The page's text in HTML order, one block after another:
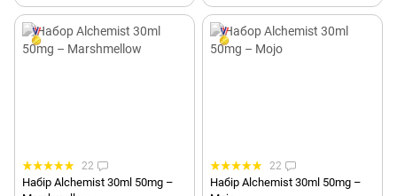
22
Набір Alchemist 30ml 50mg –
22
Набір Alchemist 30ml 50mg –